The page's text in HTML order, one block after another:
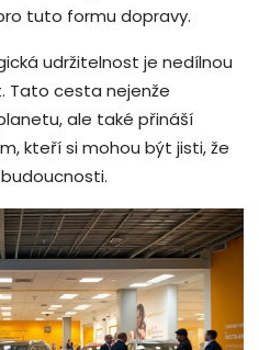
tuto formu dopravy.
udržitelnost je nedílnou
Tato cesta nejenže
ale také přináší
kteří si mohou být jisti, že